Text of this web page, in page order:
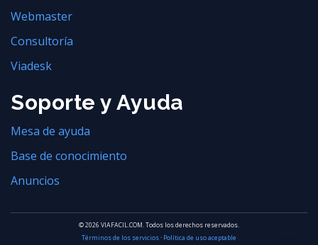
Webmaster
Consultoría
Viadesk
Soporte y Ayuda
Mesa de ayuda
Base de conocimiento
Anuncios
© 2026 VIAFACIL.COM. Todos los derechos reservados.
Términos de los servicios· Política de uso aceptable